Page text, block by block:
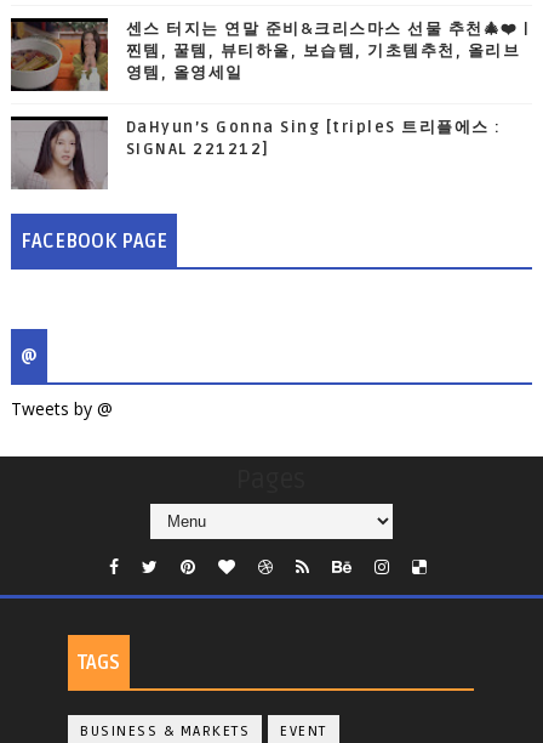
센스 터지는 연말 준비&크리스마스 선물 추천🎄❤️ |
찐템, 꿀템, 뷰티하울, 보습템, 기초템추천, 올리브
영템, 올영세일
DaHyun’s Gonna Sing [tripleS 트리플에스 :
SIGNAL 221212]
FACEBOOK PAGE
@
Tweets by @
TAGS
BUSINESS & MARKETS EVENT